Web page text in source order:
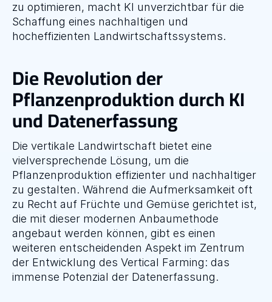
zu optimieren, macht KI unverzichtbar für die
Schaffung eines nachhaltigen und
hocheffizienten Landwirtschaftssystems.
Die Revolution der
Pflanzenproduktion durch KI
und Datenerfassung
Die vertikale Landwirtschaft bietet eine
vielversprechende Lösung, um die
Pflanzenproduktion effizienter und nachhaltiger
zu gestalten. Während die Aufmerksamkeit oft
zu Recht auf Früchte und Gemüse gerichtet ist,
die mit dieser modernen Anbaumethode
angebaut werden können, gibt es einen
weiteren entscheidenden Aspekt im Zentrum
der Entwicklung des Vertical Farming: das
immense Potenzial der Datenerfassung.